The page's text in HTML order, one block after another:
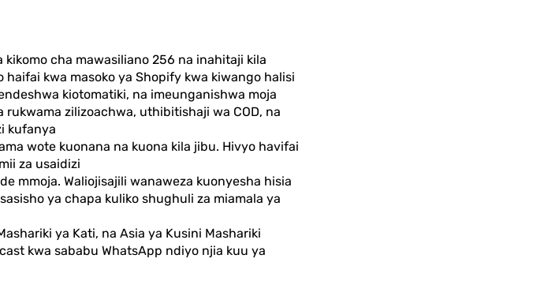
cha mawasiliano 256 na inahitaji kila
haifai kwa masoko ya Shopify kwa kiwango halisi
kiotomatiki, na imeunganishwa moja
zilizoachwa, uthibitishaji wa COD, na
kufanya
wote kuonana na kuona kila jibu. Hivyo havifai
za usaidizi
mmoja. Waliojisajili wanaweza kuonyesha hisia
ya chapa kuliko shughuli za miamala ya
ya Kati, na Asia ya Kusini Mashariki
kwa sababu WhatsApp ndiyo njia kuu ya